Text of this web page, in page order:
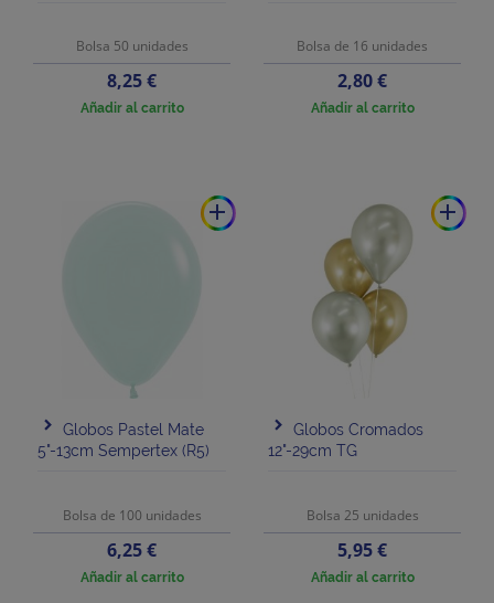
Bolsa 50 unidades
Precio
8,25 €
Añadir al carrito
Bolsa de 16 unidades
Precio
2,80 €
Añadir al carrito
add
Globos Pastel Mate
5"-13cm Sempertex (R5)
Bolsa de 100 unidades
Precio
6,25 €
Añadir al carrito
add
Globos Cromados
12"-29cm TG
Bolsa 25 unidades
Precio
5,95 €
Añadir al carrito